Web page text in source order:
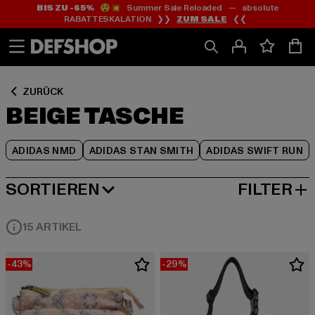
Zum
Inhalt
springen
Zum
Fußzeile
springen
BIS ZU -65%😲💥 Summer Sale Reloaded — absolute
RABATTESKALATION ❯❯ ZUM SALE ❮❮
ZURÜCK
BEIGE TASCHE
ADIDAS NMD ADIDAS STAN SMITH ADIDAS SWIFT RUN
Zum
Produktraster
springen
SORTIEREN
BELIEBTESTE FILTER
15 ARTIKEL
-43% -29%